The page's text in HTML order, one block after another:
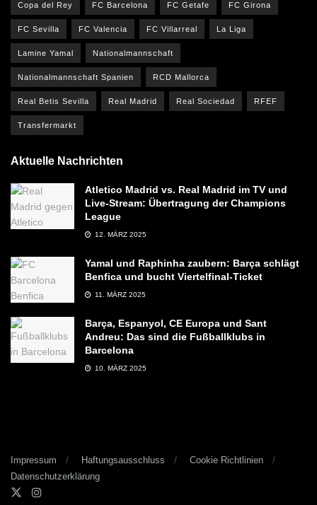
Copa del Rey FC Barcelona FC Getafe FC Girona
FC Sevilla FC Valencia FC Villarreal La Liga
Lamine Yamal Nationalmannschaft
Nationalmannschaft Spanien RCD Mallorca
Real Betis Sevilla Real Madrid Real Sociedad RFEF
Transfermarkt
Aktuelle Nachrichten
Atletico Madrid vs. Real Madrid im TV und
Live-Stream: Übertragung der Champions
League
12. MÄRZ 2025
Yamal und Raphinha zaubern: Barça schlägt
Benfica und bucht Viertelfinal-Ticket
11. MÄRZ 2025
Barça, Espanyol, CE Europa und Sant
Andreu: Das sind die Fußballklubs in
Barcelona
10. MÄRZ 2025
Impressum Haftungsausschluss
Cookie Richtlinien
Datenschutzerklärung